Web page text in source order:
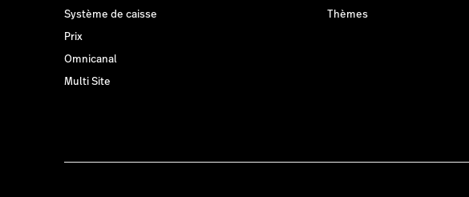
Système de caisse
Prix
Omnicanal
Multi Site
Thèmes